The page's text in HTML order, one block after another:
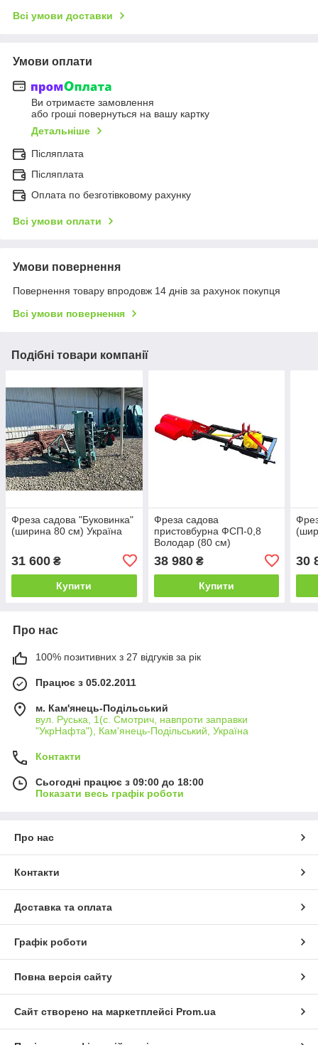
Всі умови доставки
Умови оплати
Ви отримаєте замовлення
або гроші повернуться на вашу картку
Детальніше
Післяплата
Післяплата
Оплата по безготівковому рахунку
Всі умови оплати
Умови повернення
Повернення товару впродовж 14 днів за рахунок покупця
Всі умови повернення
Подібні товари компанії
Фреза садова "Буковинка"
(ширина 80 см) Україна
31 600 ₴
Купити
Фреза садова
пристовбурна ФСП-0,8
Володар (80 см)
38 980₴
Купити
30
Про нас
100% позитивних з 27 відгуків за рік
Працює з 05.02.2011
м. Кам'янець-Подільський
вул. Руська, 1(с. Смотрич, навпроти заправки
"УкрНафта"), Кам'янець-Подільський, Україна
Контакти
Сьогодні працює з 09:00 до 18:00
Показати весь графік роботи
Про нас
Контакти
Доставка та оплата
Графік роботи
Повна версія сайту
Сайт створено на маркетплейсі Prom.ua